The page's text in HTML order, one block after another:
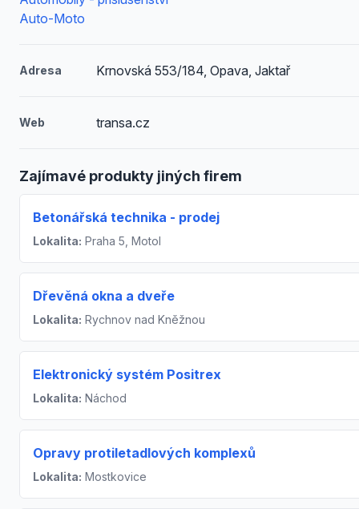
Auto-Moto
Adresa Krnovská 553/184, Opava, Jaktař
Web transa.cz
Zajímavé produkty jiných firem
Betonářská technika - prodej
Lokalita: Praha 5, Motol
Dřevěná okna a dveře
Lokalita: Rychnov nad Kněžnou
Elektronický systém Positrex
Lokalita: Náchod
Opravy protiletadlových komplexů
Lokalita: Mostkovice